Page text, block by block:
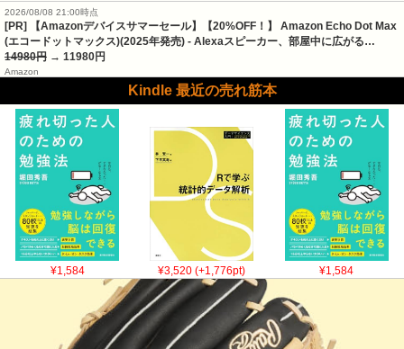
2026/08/08 21:00時点
[PR] 【Amazonデバイスサマーセール】【20%OFF！】 Amazon Echo Dot Max
(エコードットマックス)(2025年発売) - Alexaスピーカー、部屋中に広がる…
14980円 → 11980円
Amazon
Kindle 最近の売れ筋本
¥1,584 ¥3,520 (+1,776pt) ¥1,584